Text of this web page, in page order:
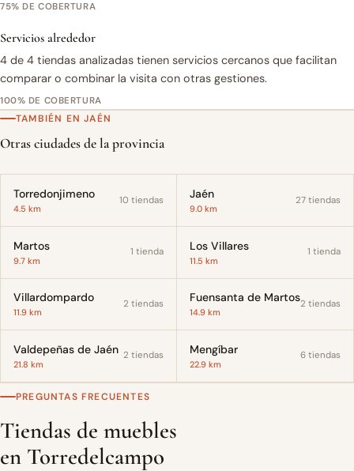
75% DE COBERTURA
Servicios alrededor
4 de 4 tiendas analizadas tienen servicios cercanos que facilitan
comparar o combinar la visita con otras gestiones.
100% DE COBERTURA
TAMBIÉN EN JAÉN
Otras ciudades de la provincia
Torredonjimeno
4.5 km
10 tiendas Jaén
9.0 km
27 tiendas
Martos
9.7 km
1 tienda Los Villares
11.5 km
1 tienda
Villardompardo
11.9 km
2 tiendas Fuensanta de Martos
14.9 km
2 tiendas
Valdepeñas de Jaén
21.8 km
2 tiendas Mengíbar
22.9 km
6 tiendas
PREGUNTAS FRECUENTES
Tiendas de muebles
en Torredelcampo